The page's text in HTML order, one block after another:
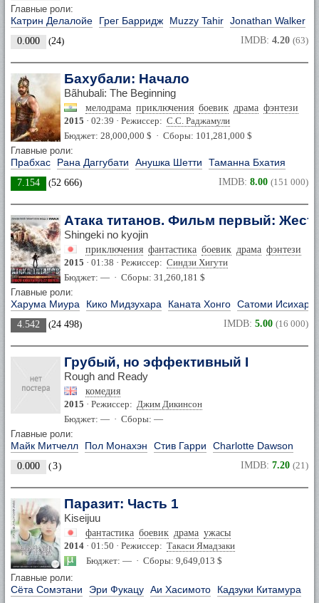
Главные роли:
Катрин Делалойе Грег Барридж Muzzy Tahir Jonathan Walker
0.000 (24) IMDB: 4.20 (63)
Бахубали: Начало
Bãhubali: The Beginning
мелодрама приключения боевик драма фэнтези
2015 · 02:39 · Режиссер: С.С. Раджамули
Бюджет: 28,000,000 $ · Сборы: 101,281,000 $
Главные роли:
Прабхас Рана Даггубати Анушка Шетти Таманна Бхатия
7.154 (52 666) IMDB: 8.00 (151 000)
Атака титанов. Фильм первый:
Shingeki no kyojin
приключения фантастика боевик драма фэнтези
2015 · 01:38 · Режиссер: Синдзи Хигути
Бюджет: — · Сборы: 31,260,181 $
Главные роли:
Харума Миура Кико Мидзухара Каната Хонго Сатоми Исихара
4.542 (24 498) IMDB: 5.00 (16 000)
Грубый, но эффективный I
Rough and Ready
комедия
2015 · Режиссер: Джим Дикинсон
Бюджет: — · Сборы: —
Главные роли:
Майк Митчелл Пол Монахэн Стив Гарри Charlotte Dawson
0.000 (3) IMDB: 7.20 (21)
Паразит: Часть 1
Kiseijuu
фантастика боевик драма ужасы
2014 · 01:50 · Режиссер: Такаси Ямадзаки
Бюджет: — · Сборы: 9,649,013 $
Главные роли:
Сёта Сомэтани Эри Фукацу Аи Хасимото Кадзуки Китамура